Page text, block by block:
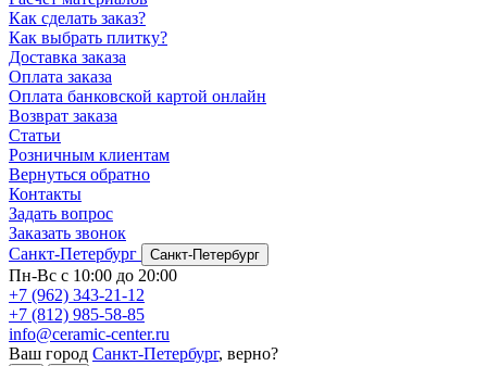
Как сделать заказ?
Как выбрать плитку?
Доставка заказа
Оплата заказа
Оплата банковской картой онлайн
Возврат заказа
Статьи
Розничным клиентам
Вернуться обратно
Контакты
Задать вопрос
Заказать звонок
Санкт-Петербург
Санкт-Петербург
Пн-Вс с 10:00 до 20:00
+7 (962) 343-21-12
+7 (812) 985-58-85
info@ceramic-center.ru
Ваш город Санкт-Петербург, верно?